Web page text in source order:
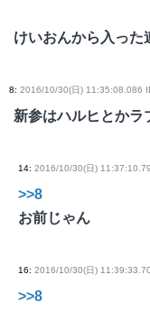
けいおんから入った
8: 2016/10/30(日) 11:35:08.086
新参はハルヒとかラ
14: 2016/10/30(日)
>>8
お前じゃん
16: 2016/10/30(日)
>>8